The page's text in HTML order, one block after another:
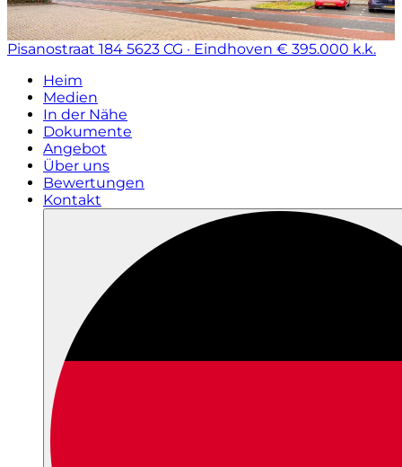
Pisanostraat 184 5623 CG · Eindhoven € 395.000 k.k.
Heim
Medien
In der Nähe
Dokumente
Angebot
Über uns
Bewertungen
Kontakt